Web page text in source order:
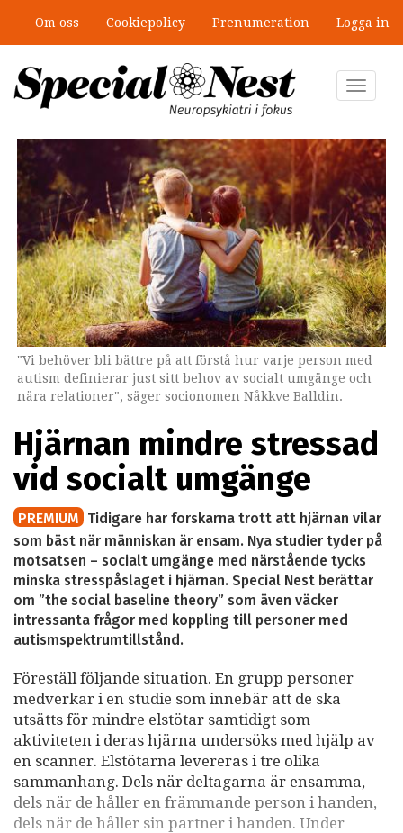
huvudinnehåll
Om oss Cookiepolicy Prenumeration Logga in
Toggle
"Vi behöver bli bättre på att förstå hur varje person med
autism definierar just sitt behov av socialt umgänge och
nära relationer", säger socionomen Nåkkve Balldin.
Hjärnan mindre stressad
vid socialt umgänge
PREMIUM Tidigare har forskarna trott att hjärnan vilar
som bäst när människan är ensam. Nya studier tyder på
motsatsen – socialt umgänge med närstående tycks
minska stresspåslaget i hjärnan. Special Nest berättar
om ”the social baseline theory” som även väcker
intressanta frågor med koppling till personer med
autismspektrumtillstånd.
Föreställ följande situation. En grupp personer
medverkar i en studie som innebär att de ska
utsätts för mindre elstötar samtidigt som
aktiviteten i deras hjärna undersöks med hjälp av
en scanner. Elstötarna levereras i tre olika
sammanhang. Dels när deltagarna är ensamma,
dels när de håller en främmande person i handen,
dels när de håller sin partner i handen. Under
”Jobbet gick bra – just därför togs
stödet bort”